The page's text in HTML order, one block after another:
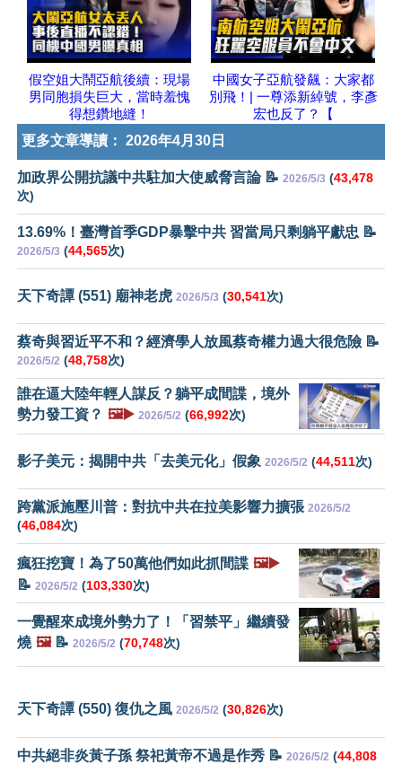
假空姐大鬧亞航後續：現場
男同胞損失巨大，當時羞愧
得想鑽地縫！
中國女子亞航發飆：大家都
別飛！| 一尊添新綽號，李彥
宏也反了？【
更多文章導讀： 2026年4月30日
加政界公開抗議中共駐加大使威脅言論 📝 2026/5/3 (43,478
次)
13.69%！臺灣首季GDP暴擊中共 習當局只剩躺平獻忠 📝
2026/5/3 (44,565次)
天下奇譚 (551) 廟神老虎 2026/5/3 (30,541次)
蔡奇與習近平不和？經濟學人放風蔡奇權力過大很危險 📝
2026/5/2 (48,758次)
誰在逼大陸年輕人謀反？躺平成間諜，境外
勢力發工資？ 🖼️▶️ 2026/5/2 (66,992次)
影子美元：揭開中共「去美元化」假象 2026/5/2 (44,511次)
跨黨派施壓川普：對抗中共在拉美影響力擴張 2026/5/2
(46,084次)
瘋狂挖寶！為了50萬他們如此抓間諜 🖼️▶️
📝 2026/5/2 (103,330次)
一覺醒來成境外勢力了！「習禁平」繼續發
燒 🖼️📝 2026/5/2 (70,748次)
天下奇譚 (550) 復仇之風 2026/5/2 (30,826次)
中共絕非炎黃子孫 祭祀黃帝不過是作秀 📝 2026/5/2 (44,808